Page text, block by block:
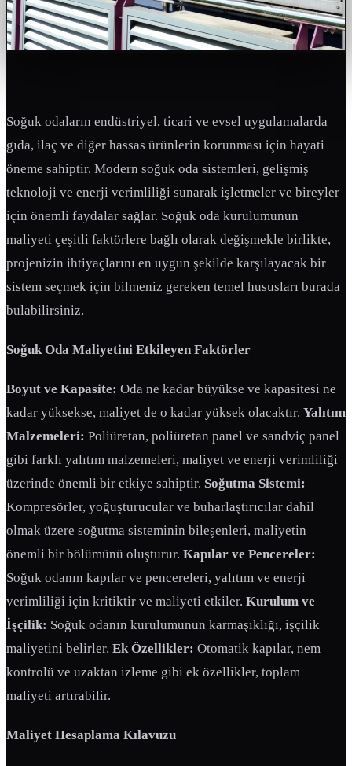
Soğuk odaların endüstriyel, ticari ve evsel uygulamalarda
gıda, ilaç ve diğer hassas ürünlerin korunması için hayati
öneme sahiptir. Modern soğuk oda sistemleri, gelişmiş
teknoloji ve enerji verimliliği sunarak işletmeler ve bireyler
için önemli faydalar sağlar. Soğuk oda kurulumunun
maliyeti çeşitli faktörlere bağlı olarak değişmekle birlikte,
projenizin ihtiyaçlarını en uygun şekilde karşılayacak bir
sistem seçmek için bilmeniz gereken temel hususları burada
bulabilirsiniz.
Soğuk Oda Maliyetini Etkileyen Faktörler
Boyut ve Kapasite: Oda ne kadar büyükse ve kapasitesi ne
kadar yüksekse, maliyet de o kadar yüksek olacaktır. Yalıtım
Malzemeleri: Poliüretan, poliüretan panel ve sandviç panel
gibi farklı yalıtım malzemeleri, maliyet ve enerji verimliliği
üzerinde önemli bir etkiye sahiptir. Soğutma Sistemi:
Kompresörler, yoğuşturucular ve buharlaştırıcılar dahil
olmak üzere soğutma sisteminin bileşenleri, maliyetin
önemli bir bölümünü oluşturur. Kapılar ve Pencereler:
Soğuk odanın kapılar ve pencereleri, yalıtım ve enerji
verimliliği için kritiktir ve maliyeti etkiler. Kurulum ve
İşçilik: Soğuk odanın kurulumunun karmaşıklığı, işçilik
maliyetini belirler. Ek Özellikler: Otomatik kapılar, nem
kontrolü ve uzaktan izleme gibi ek özellikler, toplam
maliyeti artırabilir.
Maliyet Hesaplama Kılavuzu